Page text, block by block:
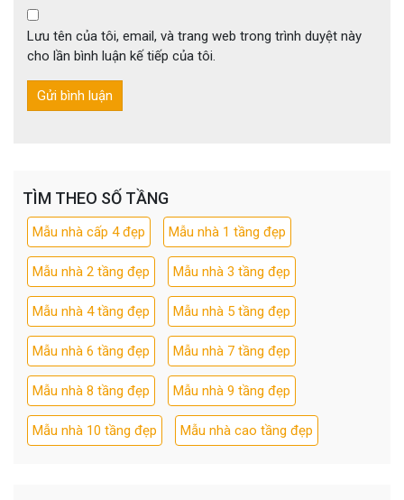
Lưu tên của tôi, email, và trang web trong trình duyệt này
cho lần bình luận kế tiếp của tôi.
TÌM THEO SỐ TẦNG
Mẫu nhà cấp 4 đẹp Mẫu nhà 1 tầng đẹp
Mẫu nhà 2 tầng đẹp Mẫu nhà 3 tầng đẹp
Mẫu nhà 4 tầng đẹp Mẫu nhà 5 tầng đẹp
Mẫu nhà 6 tầng đẹp Mẫu nhà 7 tầng đẹp
Mẫu nhà 8 tầng đẹp Mẫu nhà 9 tầng đẹp
Mẫu nhà 10 tầng đẹp Mẫu nhà cao tầng đẹp